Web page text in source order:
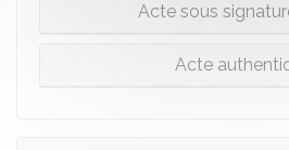
Acte sous
Acte